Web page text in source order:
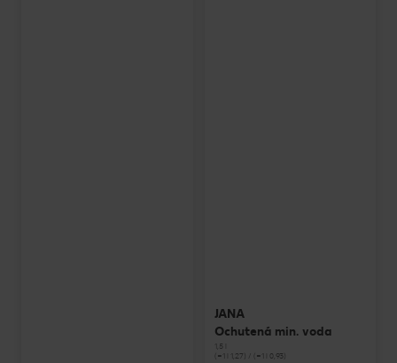
JANA
Ochutená min. voda
1,5 l
(=1 l 1,27) / (=1 l 0,93)